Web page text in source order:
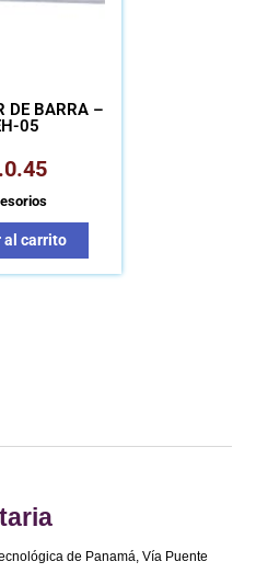
DE BARRA –
05
0.45
al carrito
de Panamá, Vía Puente